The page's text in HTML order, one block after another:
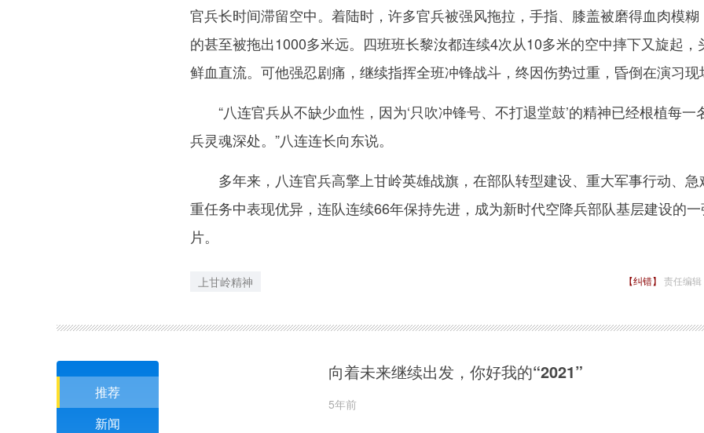
官兵长时间滞留空中。着陆时，许多官兵被强风拖拉，手指、膝盖被磨得血肉模糊
的甚至被拖出1000多米远。四班班长黎汝都连续4次从10多米的空中摔下又旋起，
鲜血直流。可他强忍剧痛，继续指挥全班冲锋战斗，终因伤势过重，昏倒在演习现
“八连官兵从不缺少血性，因为‘只吹冲锋号、不打退堂鼓’的精神已经根植每一
兵灵魂深处。”八连连长向东说。
多年来，八连官兵高擎上甘岭英雄战旗，在部队转型建设、重大军事行动、急
重任务中表现优异，连队连续66年保持先进，成为新时代空降兵部队基层建设的一
片。
上甘岭精神 【纠错】 责任编辑
推荐
新闻
向着未来继续出发，你好我的“2021”
5年前